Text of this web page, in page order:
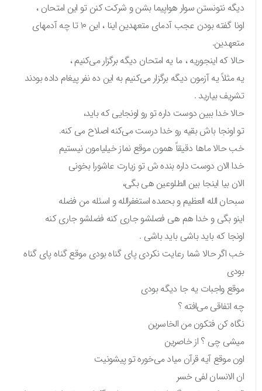
دیگه نتونستن سوار هواپیما بشن و شرکت کنن تو این امتحان ،
اونا گفته بودن عجب آدمای متعهدین اینا ، این ۱۰ تا چه آدمهای
متعهدین.
حالا که اینجوریه ، ما یه امتحان دیگه برگزار می‌کنیم ،
یه مثلاً یه آزمون دیگه برگزار می‌کنیم به این ده نفر پیغام داده بودند
تشریف بیارید .
حالا خدا ببین دوست داره تو رو اونجایی که باید،
تو اونجا باش بقیه رو خدا درست می‌کنه اصلاح می کنه.
خب حالا ماها دقیقاً همون موقع نماز خیلیامون نیستیم
خدا الان دوست داره بنده ش تو زیارت عاشورا بخونی
الان بیا اینجا بین الطلوعین هی بگی،
سبحان الله العظیم و بحمده استغفرالله و اسئله من فضله
اینو بگی و خدا هم هی فصلشو جاری کنه فضلشو جاری کنه
اونجا که باید باشی باید باشی .
خب اگر حالا شما رعایت نکردی پای گناه بودی موقع گناه پای گناه
بودی
موقع واجبات یه جا دیگه بودی
چه اتفاقی می‌افته ؟
نگاه کن فتکون من الخاسرین
میشی چی ؟ از خاصرین
اون موقع آیه قرآن میاد می‌خوره تو پیشونیت
ان الانسان لفی خسر